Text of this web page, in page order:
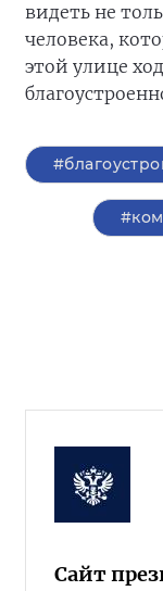
видеть не
человека,
этой улице
Сайт